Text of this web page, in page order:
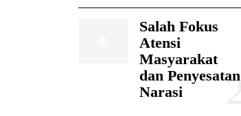
Salah Fokus
Atensi
Masyarakat
dan Penyesatan
Narasi